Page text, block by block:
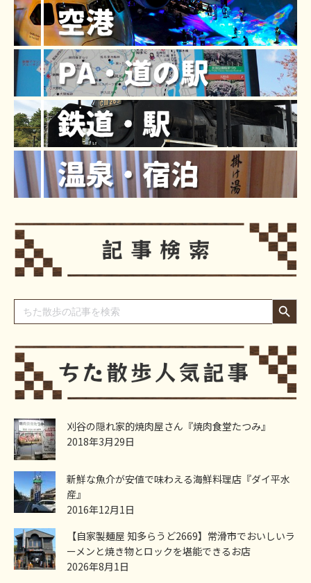
Search
for:
Search Button
刈谷の隠れ家的焼肉屋さん『焼肉食堂たつみ』
2018年3月29日
新鮮な魚介が安値で味わえる海鮮料理店『ダイ平水
産』
2016年12月1日
【自家製麺屋 知多らうど2669】常滑市でおいしいラ
ーメンと焼き物とロックを堪能できるお店
2026年8月1日